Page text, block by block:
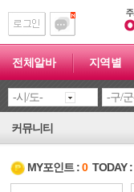
전체알바 지역별
커뮤니티
MY포인트 :0TODAY :